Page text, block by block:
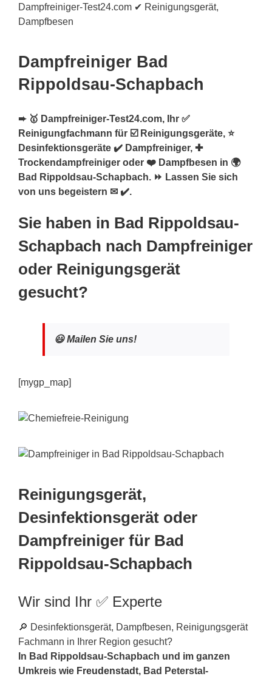
Dampfreiniger Bad
Rippoldsau-Schapbach
➨ 🥇 Dampfreiniger-Test24.com, Ihr ✅
Reinigungfachmann für ☑️ Reinigungsgeräte, ⭐
Desinfektionsgeräte ✔️ Dampfreiniger, ✚
Trockendampfreiniger oder ❤️ Dampfbesen in 🌍
Bad Rippoldsau-Schapbach. ⏩ Lassen Sie sich
von uns begeistern ✉ ✔️.
Sie haben in Bad Rippoldsau-
Schapbach nach Dampfreiniger
oder Reinigungsgerät
gesucht?
😃 Mailen Sie uns!
[mygp_map]
Reinigungsgerät,
Desinfektionsgerät oder
Dampfreiniger für Bad
Rippoldsau-Schapbach
Wir sind Ihr ✅ Experte
🔎 Desinfektionsgerät, Dampfbesen, Reinigungsgerät
Fachmann in Ihrer Region gesucht?
In Bad Rippoldsau-Schapbach und im ganzen
Umkreis wie Freudenstadt, Bad Peterstal-